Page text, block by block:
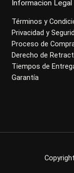
Informacion Legal
Términos y
Privacidad y
Proceso de
Derecho de
Tiempos de
Garantía